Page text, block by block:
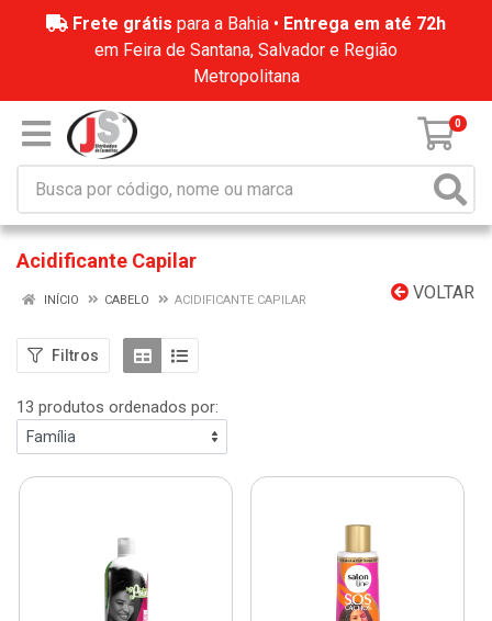
Frete grátis para a Bahia • Entrega em até 72h
em Feira de Santana, Salvador e Região
Metropolitana
0
Acidificante Capilar
VOLTAR
INÍCIO CABELO ACIDIFICANTE CAPILAR
Filtros
13 produtos ordenados por: